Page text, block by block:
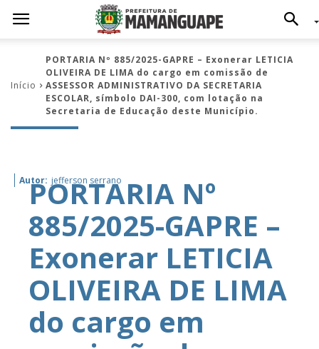
Início
PORTARIA Nº 885/2025-GAPRE – Exonerar LETICIA
OLIVEIRA DE LIMA do cargo em comissão de
ASSESSOR ADMINISTRATIVO DA SECRETARIA
ESCOLAR, símbolo DAI-300, com lotação na
Secretaria de Educação deste Município.
Autor: jefferson serrano
PORTARIA Nº
885/2025-GAPRE –
Exonerar LETICIA
OLIVEIRA DE LIMA
do cargo em